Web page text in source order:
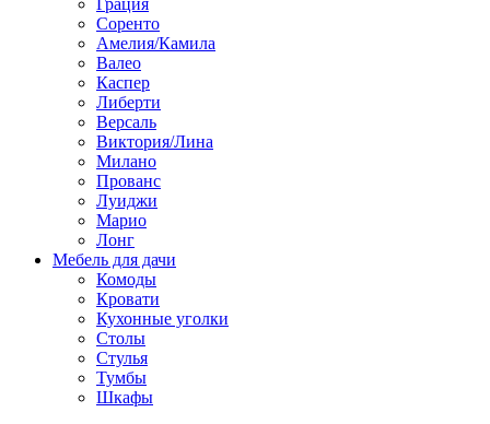
Грация
Соренто
Амелия/Камила
Валео
Каспер
Либерти
Версаль
Виктория/Лина
Милано
Прованс
Луиджи
Марио
Лонг
Мебель для дачи
Комоды
Кровати
Кухонные уголки
Столы
Стулья
Тумбы
Шкафы